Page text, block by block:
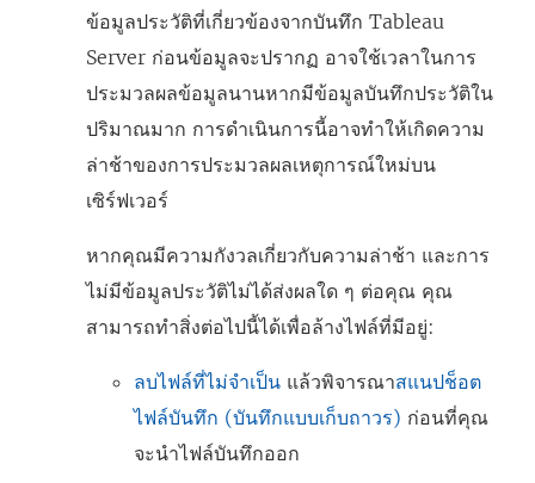
ข้อมูลประวัติที่เกี่ยวข้องจากบันทึก Tableau
Server ก่อนข้อมูลจะปรากฏ อาจใช้เวลาในการ
ประมวลผลข้อมูลนานหากมีข้อมูลบันทึกประวัติใน
ปริมาณมาก การดำเนินการนี้อาจทำให้เกิดความ
ล่าช้าของการประมวลผลเหตุการณ์ใหม่บน
เซิร์ฟเวอร์
หากคุณมีความกังวลเกี่ยวกับความล่าช้า และการ
ไม่มีข้อมูลประวัติไม่ได้ส่งผลใด ๆ ต่อคุณ คุณ
สามารถทำสิ่งต่อไปนี้ได้เพื่อล้างไฟล์ที่มีอยู่:
ลบไฟล์ที่ไม่จำเป็น แล้วพิจารณาสแนปช็อต
ไฟล์บันทึก (บันทึกแบบเก็บถาวร) ก่อนที่คุณ
จะนำไฟล์บันทึกออก